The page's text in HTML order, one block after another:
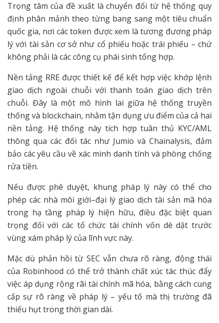
Trọng tâm của đề xuất là chuyển đổi từ hệ thống quy
định phân mảnh theo từng bang sang một tiêu chuẩn
quốc gia, nơi các token được xem là tương đương pháp
lý với tài sản cơ sở như cổ phiếu hoặc trái phiếu – chứ
không phải là các công cụ phái sinh tổng hợp.
Nền tảng RRE được thiết kế để kết hợp việc khớp lệnh
giao dịch ngoài chuỗi với thanh toán giao dịch trên
chuỗi. Đây là một mô hình lai giữa hệ thống truyền
thống và blockchain, nhằm tận dụng ưu điểm của cả hai
nền tảng. Hệ thống này tích hợp tuân thủ KYC/AML
thông qua các đối tác như Jumio và Chainalysis, đảm
bảo các yêu cầu về xác minh danh tính và phòng chống
rửa tiền.
Nếu được phê duyệt, khung pháp lý này có thể cho
phép các nhà môi giới–đại lý giao dịch tài sản mã hóa
trong hạ tầng pháp lý hiện hữu, điều đặc biệt quan
trọng đối với các tổ chức tài chính vốn dè dặt trước
vùng xám pháp lý của lĩnh vực này.
Mặc dù phản hồi từ SEC vẫn chưa rõ ràng, động thái
của Robinhood có thể trở thành chất xúc tác thúc đẩy
việc áp dụng rộng rãi tài chính mã hóa, bằng cách cung
cấp sự rõ ràng về pháp lý – yếu tố mà thị trường đã
thiếu hụt trong thời gian dài.